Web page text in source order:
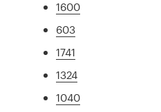
1600
603
1741
1324
1040